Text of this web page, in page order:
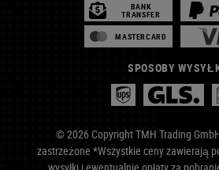
BANK
TRANSFER
MASTERCARD
SPOSOBY
© 2026 Copyright TMH Trading
zastrzeżone *Wszystkie ceny zawierają